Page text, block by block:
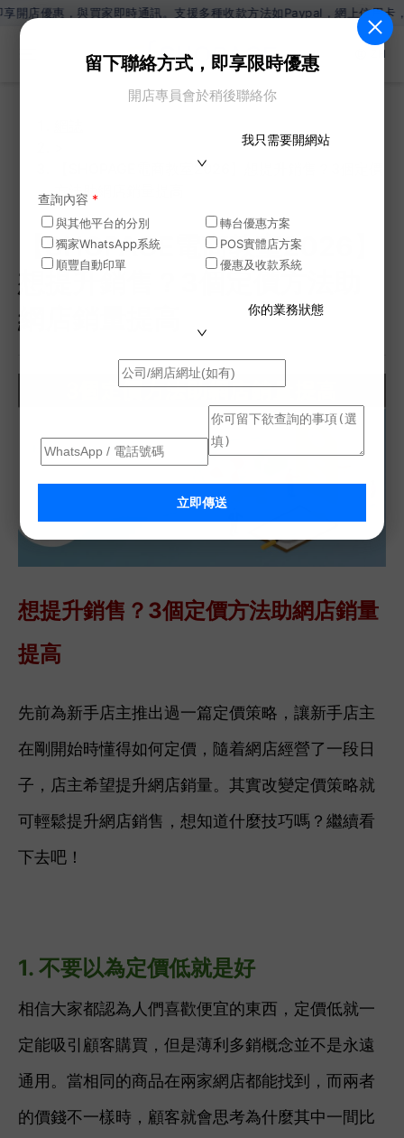
惠，與買家即時通訊。支援多種收款方法如Paypal，網上信用卡，
ZH
留下聯絡方式，即享限時優惠
開店專員會於稍後聯絡你
我只需要開網站
查詢內容 *
與其他平台的分別
轉台優惠方案
獨家WhatsApp系統
POS實體店方案
順豐自動印單
優惠及收款系統
你的業務狀態
立即傳送
【SHOPAGE電商教室2026】想提升銷售？3個定價
方法助網店銷量提高
【SHOPAGE電商教室2026】
想提升銷售？3個定價方法助
網店銷量提高
想提升銷售？3個定價方法助網店銷量
提高
先前為新手店主推出過一篇定價策略，讓新手店主
在剛開始時懂得如何定價，隨着網店經營了一段日
子，店主希望提升網店銷量。其實改變定價策略就
可輕鬆提升網店銷售，想知道什麼技巧嗎？繼續看
下去吧！
1. 不要以為定價低就是好
相信大家都認為人們喜歡便宜的東西，定價低就一
定能吸引顧客購買，但是薄利多銷概念並不是永遠
通用。當相同的商品在兩家網店都能找到，而兩者
的價錢不一樣時，顧客就會思考為什麼其中一間比